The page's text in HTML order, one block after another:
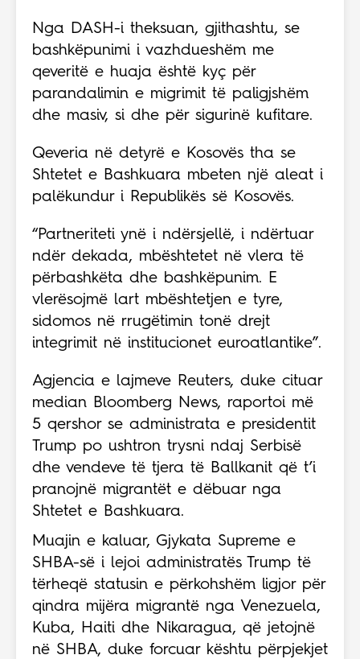
Nga DASH-i theksuan, gjithashtu, se
bashkëpunimi i vazhdueshëm me
qeveritë e huaja është kyç për
parandalimin e migrimit të paligjshëm
dhe masiv, si dhe për sigurinë kufitare.
Qeveria në detyrë e Kosovës tha se
Shtetet e Bashkuara mbeten një aleat i
palëkundur i Republikës së Kosovës.
“Partneriteti ynë i ndërsjellë, i ndërtuar
ndër dekada, mbështetet në vlera të
përbashkëta dhe bashkëpunim. E
vlerësojmë lart mbështetjen e tyre,
sidomos në rrugëtimin tonë drejt
integrimit në institucionet euroatlantike”.
Agjencia e lajmeve Reuters, duke cituar
median Bloomberg News, raportoi më
5 qershor se administrata e presidentit
Trump po ushtron trysni ndaj Serbisë
dhe vendeve të tjera të Ballkanit që t’i
pranojnë migrantët e dëbuar nga
Shtetet e Bashkuara.
Muajin e kaluar, Gjykata Supreme e
SHBA-së i lejoi administratës Trump të
tërheqë statusin e përkohshëm ligjor për
qindra mijëra migrantë nga Venezuela,
Kuba, Haiti dhe Nikaragua, që jetojnë
në SHBA, duke forcuar kështu përpjekjet